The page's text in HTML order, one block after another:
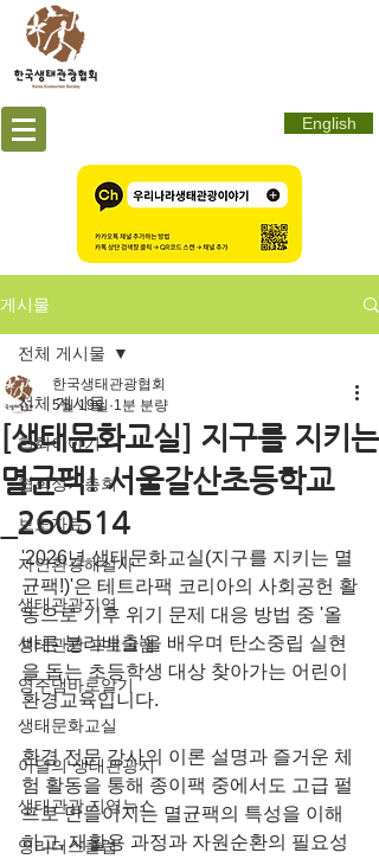
English
게시물
전체 게시물
협회이야기
협회정기총회
보도자료
자연환경해설사
생태관광지역
생태관광 프로그램
영주댐바로알기
생태문화교실
이달의 생태관광지
생태관광 지역뉴스
영리더스클럽
전체 게시물
[생태문화교실] 지구를 지키는
멸균팩! 서울갈산초등학교
_260514
한국생태관광협회
5월 19일 1분 분량
'2026년 생태문화교실(지구를 지키는 멸
균팩!)'은 테트라팩 코리아의 사회공헌 활
동으로 기후 위기 문제 대응 방법 중 '올
바른 분리배출'을 배우며 탄소중립 실현
을 돕는 초등학생 대상 찾아가는 어린이
환경교육입니다.
환경 전문 강사의 이론 설명과 즐거운 체
험 활동을 통해 종이팩 중에서도 고급 펄
프로 만들어지는 멸균팩의 특성을 이해
하고, 재활용 과정과 자원순환의 필요성